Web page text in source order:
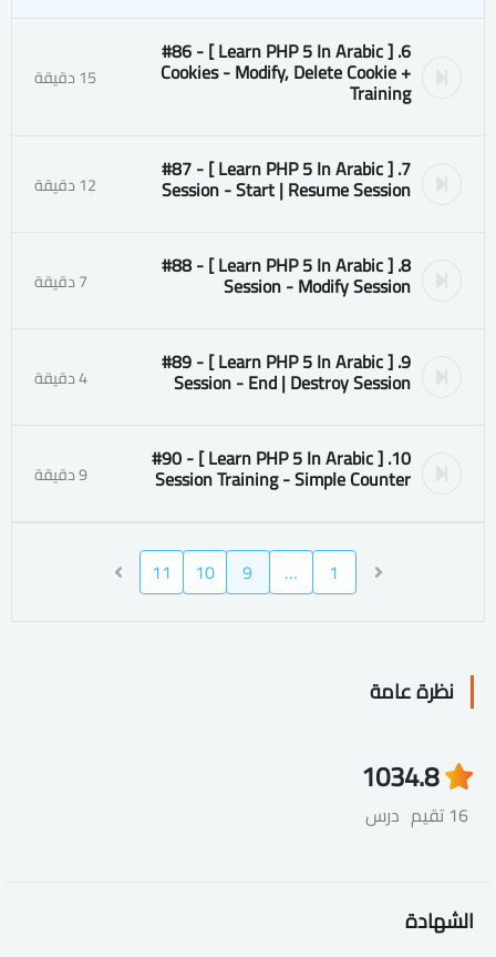
6. [ Learn PHP 5 In Arabic ] #86 -
Cookies - Modify, Delete Cookie +
Training 15 دقيقة
7. [ Learn PHP 5 In Arabic ] #87 -
Session - Start | Resume Session 12 دقيقة
8. [ Learn PHP 5 In Arabic ] #88 -
Session - Modify Session 7 دقيقة
9. [ Learn PHP 5 In Arabic ] #89 -
Session - End | Destroy Session 4 دقيقة
10. [ Learn PHP 5 In Arabic ] #90 -
Session Training - Simple Counter 9 دقيقة
1
…
9
10
11
نظرة عامة
4.8
16 تقيم
103
درس
الشهادة